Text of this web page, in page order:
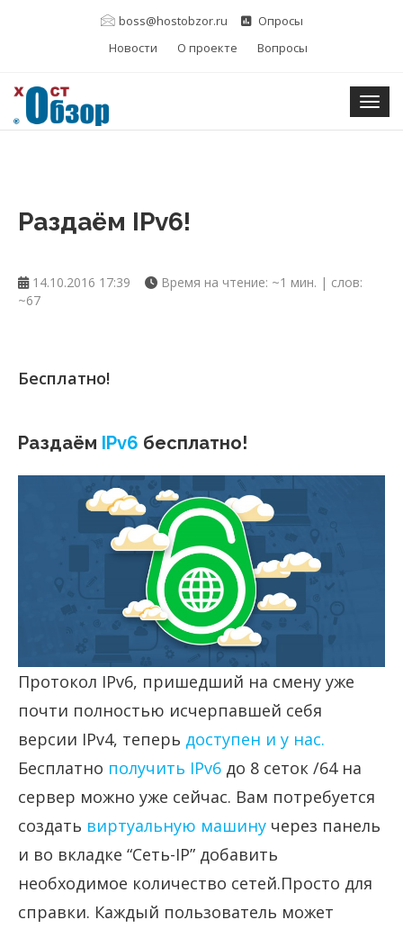
boss@hostobzor.ru
Опросы
Новости
О проекте Вопросы
Раздаём IPv6!
14.10.2016 17:39
Время на чтение: ~1 мин. | слов:
~67
Бесплатно!
Раздаём IPv6 бесплатно!
Протокол IPv6, пришедший на смену уже
почти полностью исчерпавшей себя
версии IPv4, теперь доступен и у нас.
Бесплатно получить IPv6 до 8 сеток /64 на
сервер можно уже сейчас. Вам потребуется
создать виртуальную машину через панель
и во вкладке “Сеть-IP” добавить
необходимое количество сетей.Просто для
справки. Каждый пользователь может